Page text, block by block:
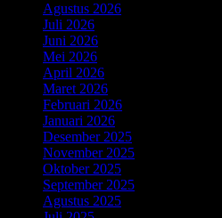
Agustus 2026
Juli 2026
Juni 2026
Mei 2026
April 2026
Maret 2026
Februari 2026
Januari 2026
Desember 2025
November 2025
Oktober 2025
September 2025
Agustus 2025